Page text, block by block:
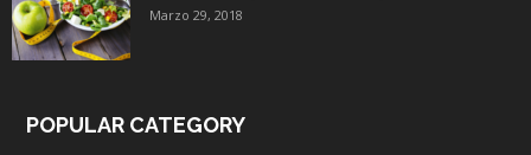
Marzo 29, 2018
POPULAR CATEGORY